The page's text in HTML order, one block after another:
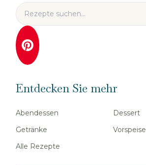
Entdecken Sie mehr
Abendessen
Dessert
Getränke
Alle Rezepte